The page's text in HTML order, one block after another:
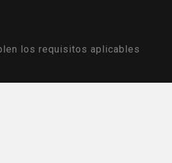
los requisitos aplicables